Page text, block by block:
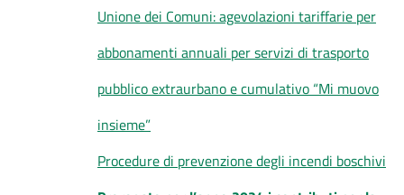
Unione dei Comuni: agevolazioni tariffarie per
abbonamenti annuali per servizi di trasporto
pubblico extraurbano e cumulativo “Mi muovo
insieme”
Procedure di prevenzione degli incendi boschivi